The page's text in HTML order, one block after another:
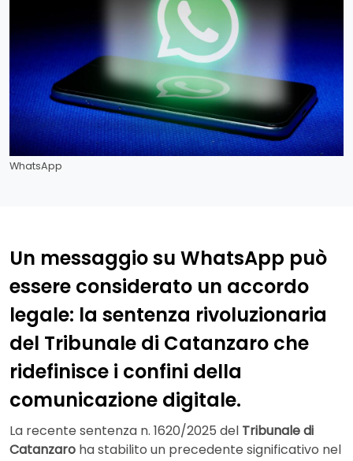
WhatsApp
Un messaggio su WhatsApp può
essere considerato un accordo
legale: la sentenza rivoluzionaria
del Tribunale di Catanzaro che
ridefinisce i confini della
comunicazione digitale.
La recente sentenza n. 1620/2025 del Tribunale di
Catanzaro ha stabilito un precedente significativo nel